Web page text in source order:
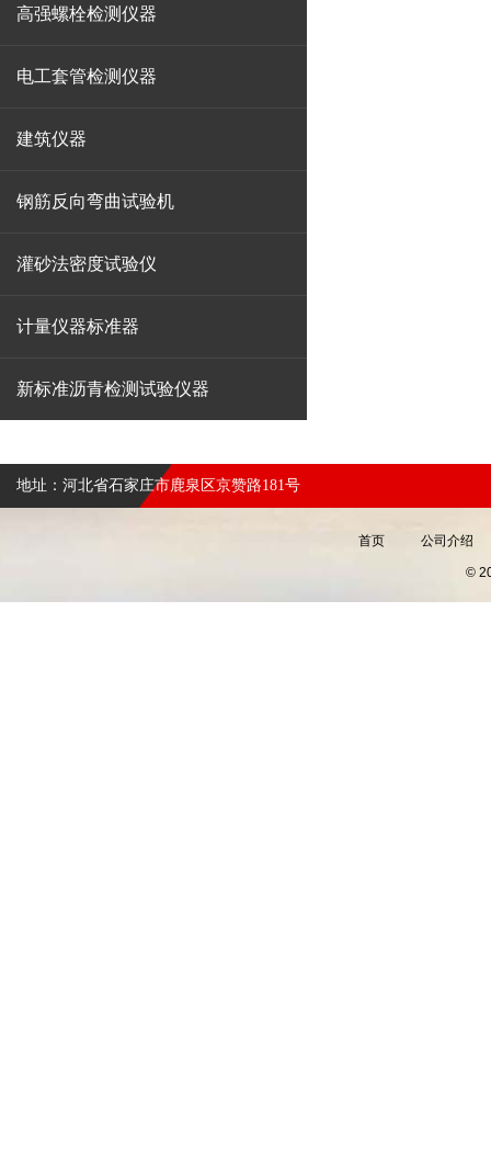
高强螺栓检测仪器
电工套管检测仪器
建筑仪器
钢筋反向弯曲试验机
灌砂法密度试验仪
计量仪器标准器
新标准沥青检测试验仪器
地址：河北省石家庄市鹿泉区京赞路181号
首页 公司介绍
©